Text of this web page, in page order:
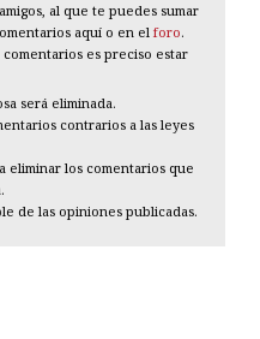
al que te puedes sumar
aquí o en el foro.
es preciso estar
será eliminada.
contrarios a las leyes
eliminar los comentarios que
de las opiniones publicadas.